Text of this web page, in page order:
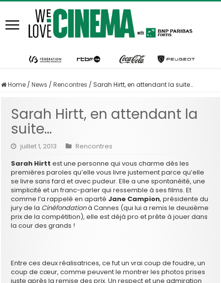
Home / News / Rencontres / Sarah Hirtt, en attendant la suite…
Sarah Hirtt, en attendant la
suite…
juillet 1, 2013
Rencontres
Sarah Hirtt est une personne qui vous charme dès les
premières paroles qu’elle vous livre justement parce qu’elle
se livre sans fard et avec pudeur. Elle a une spontanéité, une
simplicité et un franc-parler qui ressemble à ses films. Et
comme l’a rappelé en aparté Jane Campion, présidente du
jury de la Cinéfondationà Cannes (qui lui a remis le deuxième
prix de la compétition), elle est déjà pro et prête à jouer dans
la cour des grands !
Entre ces deux réalisatrices, ce fut un vrai coup de foudre, un
coup de cœur, comme peuvent le montrer les photos prises
juste après la remise des prix. Un respect et une admiration